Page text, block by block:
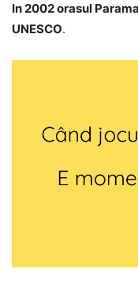
In 2002 orasul
UNESCO.